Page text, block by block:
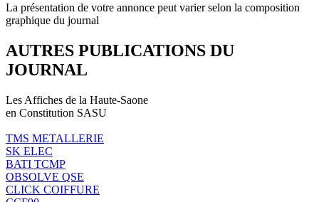
La présentation de votre annonce peut varier selon la composition
graphique du journal
AUTRES PUBLICATIONS DU
JOURNAL
Les Affiches de la Haute-Saone
en Constitution SASU
TMS METALLERIE
SK ELEC
BATI TCMP
OBSOLVE QSE
CLICK COIFFURE